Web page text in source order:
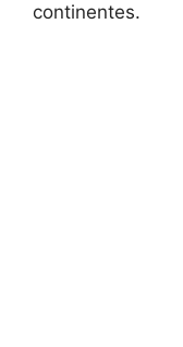
continentes.